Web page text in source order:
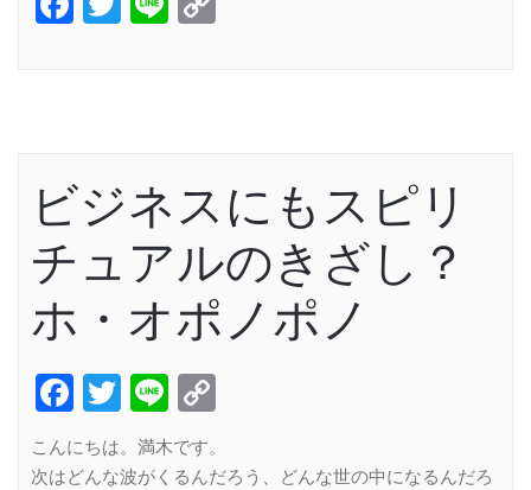
ビジネスにもスピリ
チュアルのきざし？
ホ・オポノポノ
Facebook
Twitter
Line
こんにちは。満木です。
次はどんな波がくるんだろう、どんな世の中になるんだろ